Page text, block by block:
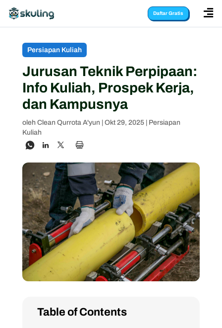
Daftar Gratis 
Persiapan Kuliah
Jurusan Teknik Perpipaan:
Info Kuliah, Prospek Kerja,
dan Kampusnya
oleh Clean Qurrota A'yun Okt 29, 2025| Persiapan
Kuliah
Table of Contents